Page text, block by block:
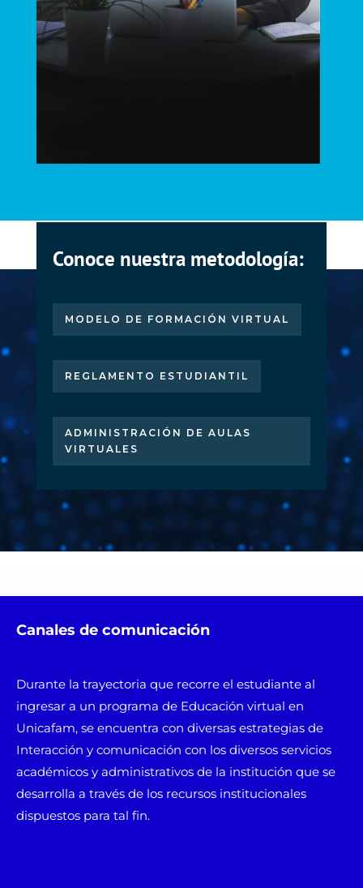
Conoce nuestra metodología:
MODELO DE FORMACIÓN VIRTUAL
REGLAMENTO ESTUDIANTIL
ADMINISTRACIÓN DE AULAS
VIRTUALES
Canales de comunicación
Durante la trayectoria que recorre el estudiante al
ingresar a un programa de Educación virtual en
Unicafam, se encuentra con diversas estrategias de
Interacción y comunicación con los diversos servicios
académicos y administrativos de la institución que se
desarrolla a través de los recursos institucionales
dispuestos para tal fin.